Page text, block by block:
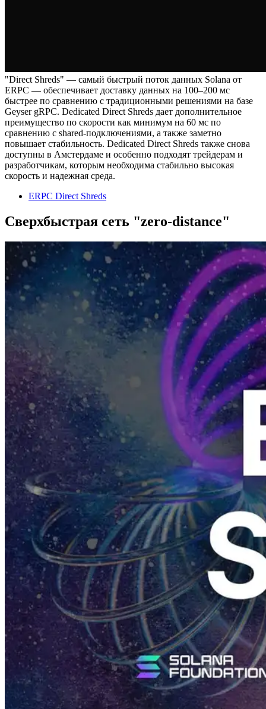
"Direct Shreds" — самый быстрый поток данных Solana от
ERPC — обеспечивает доставку данных на 100–200 мс
быстрее по сравнению с традиционными решениями на базе
Geyser gRPC. Dedicated Direct Shreds дает дополнительное
преимущество по скорости как минимум на 60 мс по
сравнению с shared-подключениями, а также заметно
повышает стабильность. Dedicated Direct Shreds также снова
доступны в Амстердаме и особенно подходят трейдерам и
разработчикам, которым необходима стабильно высокая
скорость и надежная среда.
ERPC Direct Shreds
Сверхбыстрая сеть "zero-distance"